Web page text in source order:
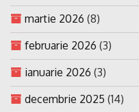
martie 2026 (8)
februarie 2026 (3)
ianuarie 2026 (3)
decembrie 2025 (14)